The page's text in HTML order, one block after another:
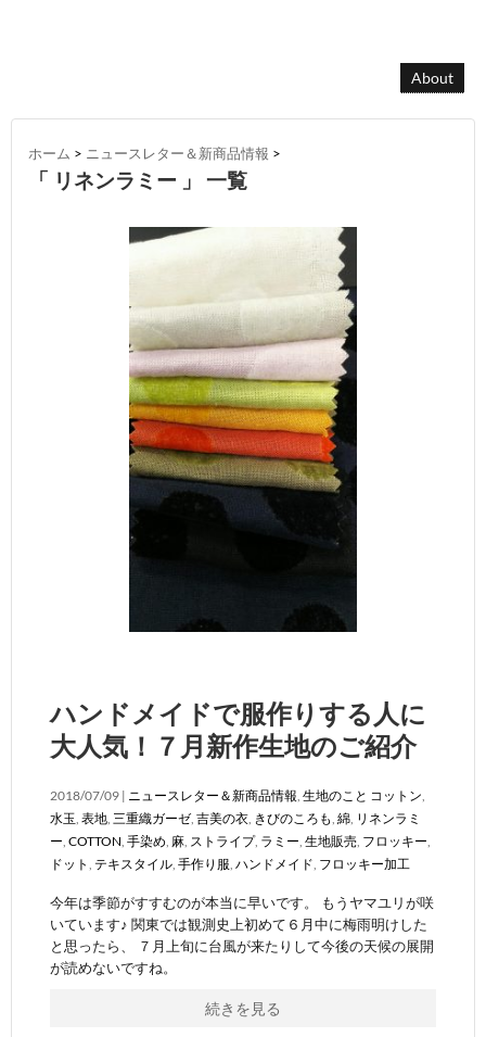
About
ホーム > ニュースレター＆新商品情報 >
「 リネンラミー 」 一覧
ハンドメイドで服作りする人に
大人気！７月新作生地のご紹介
2018/07/09 | ニュースレター＆新商品情報, 生地のこと コットン,
水玉, 表地, 三重織ガーゼ, 吉美の衣, きびのころも, 綿, リネンラミ
ー, COTTON, 手染め, 麻, ストライプ, ラミー, 生地販売, フロッキー,
ドット , テキスタイル, 手作り服, ハンドメイド, フロッキー加工
今年は季節がすすむのが本当に早いです。 もうヤマユリが咲
いています♪ 関東では観測史上初めて６月中に梅雨明けした
と思ったら、 ７月上旬に台風が来たりして今後の天候の展開
が読めないですね。
続きを見る